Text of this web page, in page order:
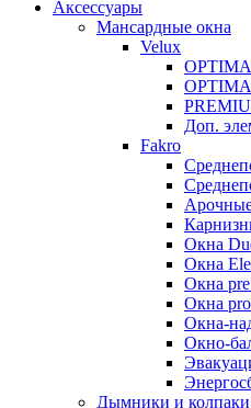
Аксессуары
Мансардные окна
Velux
Доп.
Fakro
Окна
Окна
Окна
Окна
Окна-
Окно-
Дымники и колпаки